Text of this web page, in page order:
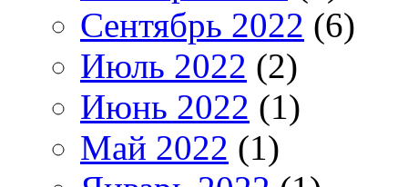
Сентябрь 2022 (6)
Июль 2022 (2)
Июнь 2022 (1)
Май 2022 (1)